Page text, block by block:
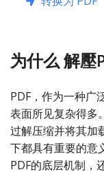
为什么 解壓
PDF，作为一种广
表面所见复杂得多
过解压缩并将其加
下都具有重要的意
PDF的底层机制，